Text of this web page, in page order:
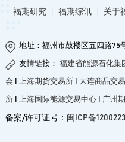
福期研究 福期综讯 关于
地址：福州市鼓楼区五四路75
友情链接： 福建省能源石化集
会 上海期货交易所| 大连商品交
所| 上海国际能源交易中心| 广州
备案/许可证号： 闽ICP备